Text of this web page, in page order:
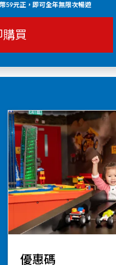
59元正，即可全年無限次暢遊
買
優惠碼